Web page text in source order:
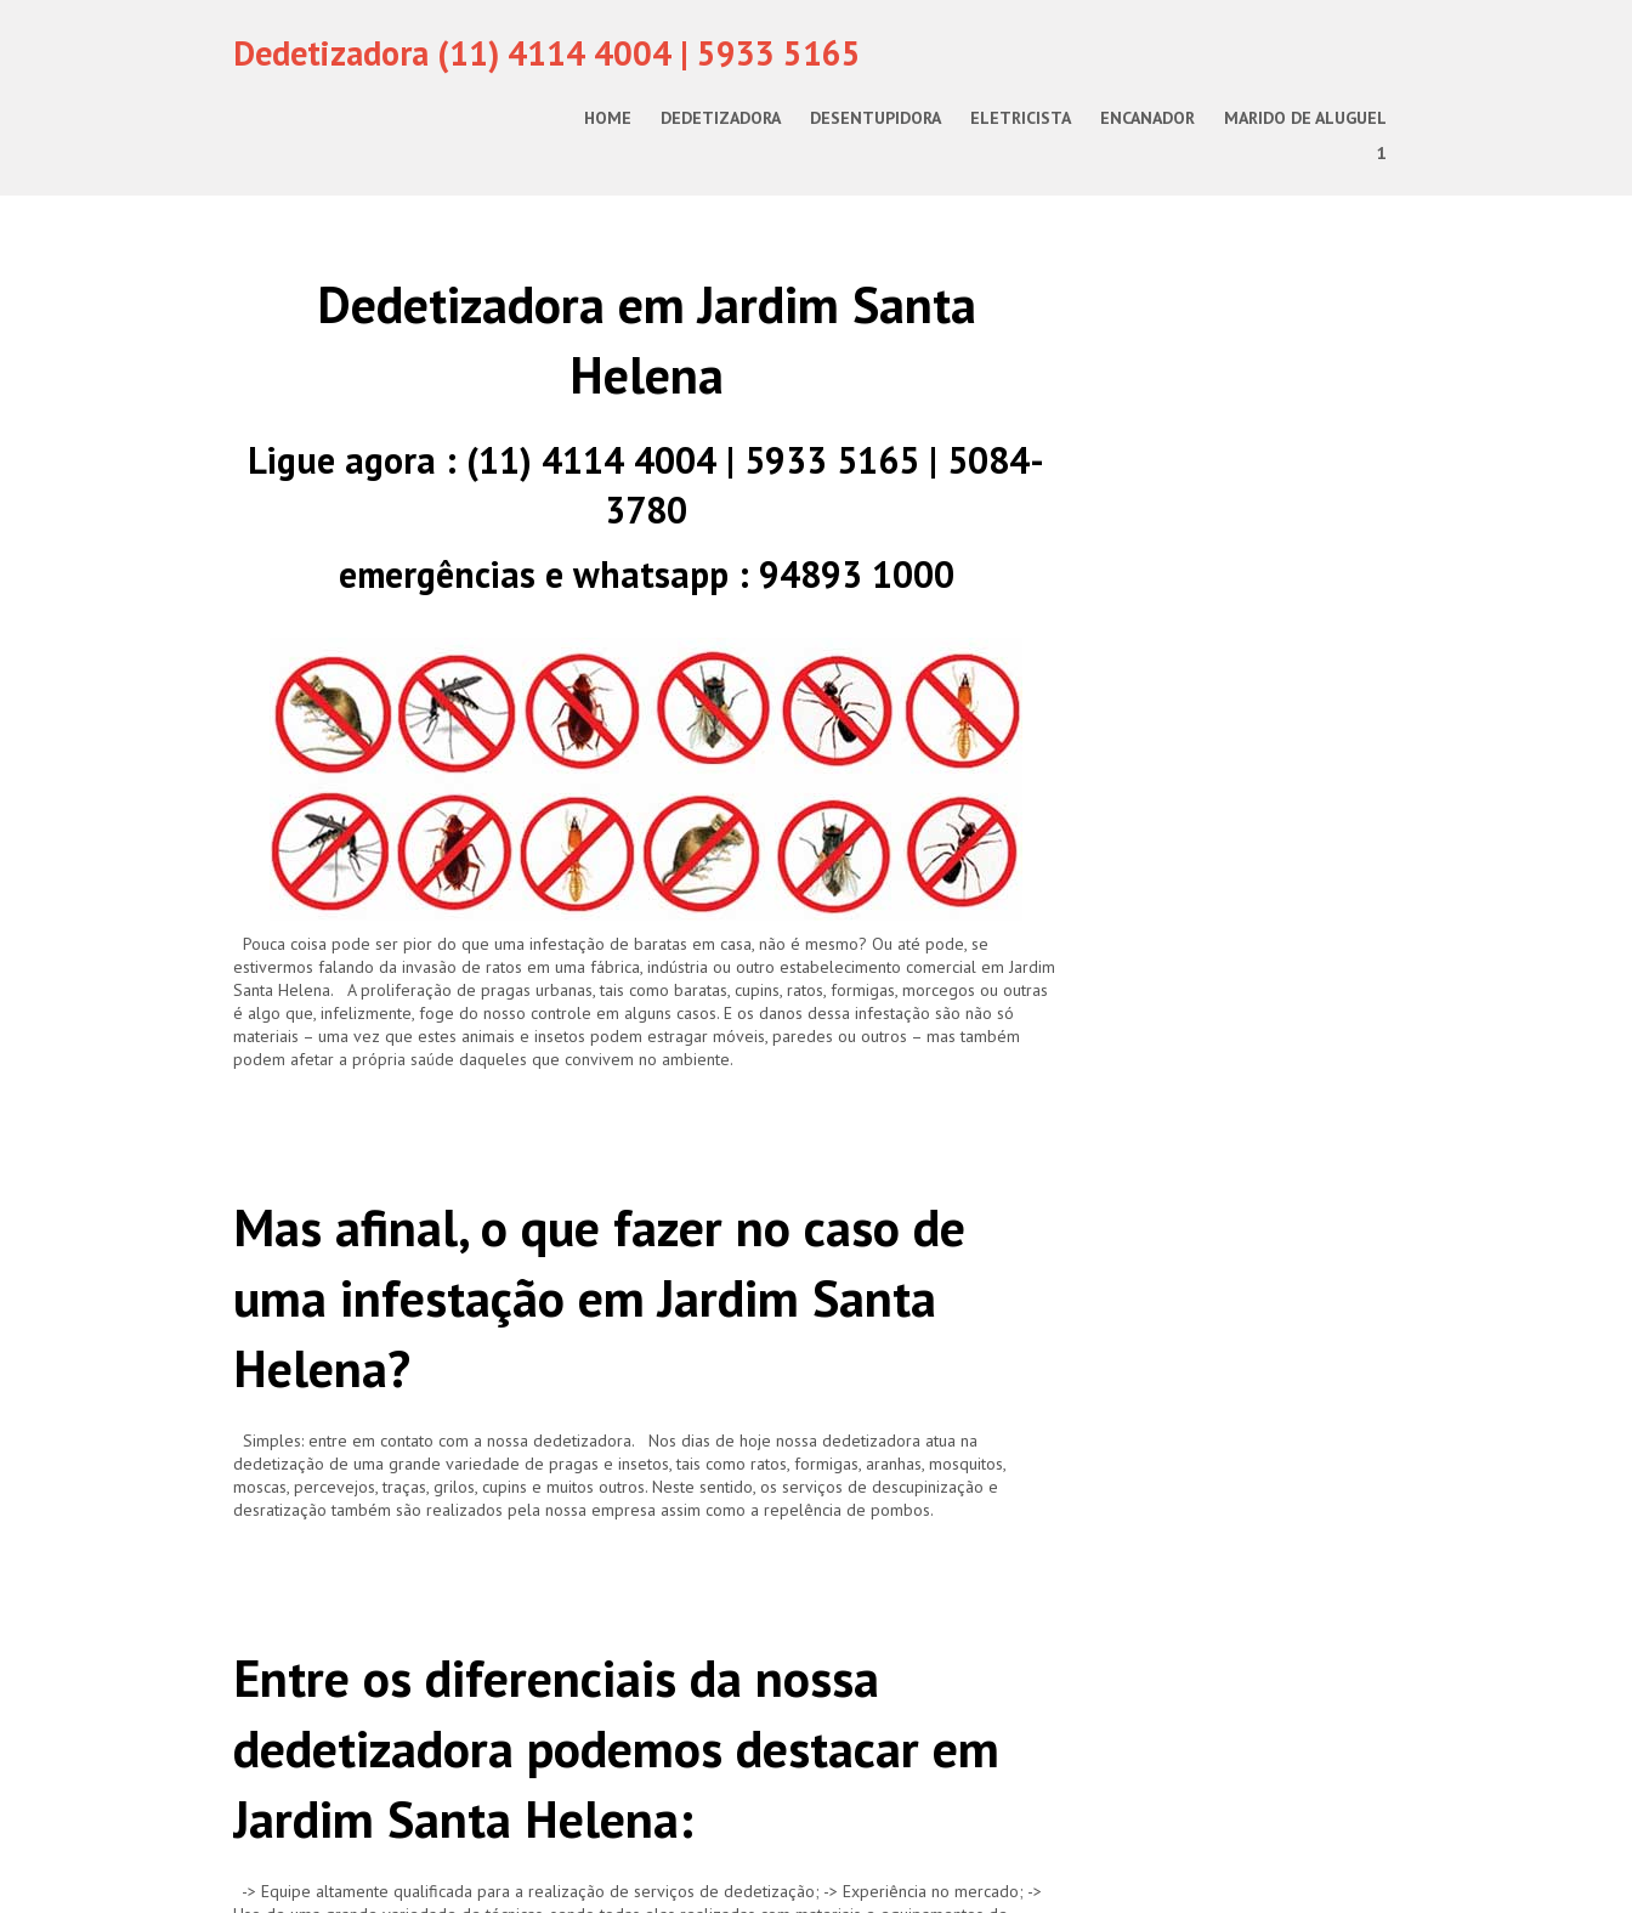
Dedetizadora (11) 4114 4004 | 5933 5165
HOME DEDETIZADORA DESENTUPIDORA ELETRICISTA ENCANADOR
MARIDO DE ALUGUEL
1
Dedetizadora em Jardim Santa
Helena
Ligue agora : (11) 4114 4004 | 5933 5165 | 5084-
3780
emergências e whatsapp : 94893 1000
Pouca coisa pode ser pior do que uma infestação de baratas em casa, não é mesmo? Ou até pode, se
estivermos falando da invasão de ratos em uma fábrica, indústria ou outro estabelecimento comercial em Jardim
Santa Helena. A proliferação de pragas urbanas, tais como baratas, cupins, ratos, formigas, morcegos ou outras
é algo que, infelizmente, foge do nosso controle em alguns casos. E os danos dessa infestação são não só
materiais – uma vez que estes animais e insetos podem estragar móveis, paredes ou outros – mas também
podem afetar a própria saúde daqueles que convivem no ambiente.
Mas afinal, o que fazer no caso de
uma infestação em Jardim Santa
Helena?
Simples: entre em contato com a nossa dedetizadora. Nos dias de hoje nossa dedetizadora atua na
dedetização de uma grande variedade de pragas e insetos, tais como ratos, formigas, aranhas, mosquitos,
moscas, percevejos, traças, grilos, cupins e muitos outros. Neste sentido, os serviços de descupinização e
desratização também são realizados pela nossa empresa assim como a repelência de pombos.
Entre os diferenciais da nossa
dedetizadora podemos destacar em
Jardim Santa Helena:
-> Equipe altamente qualificada para a realização de serviços de dedetização; -> Experiência no mercado; ->